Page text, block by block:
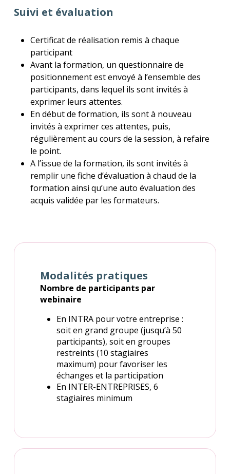
Suivi et évaluation
Certificat de réalisation remis à chaque
participant
Avant la formation, un questionnaire de
positionnement est envoyé à l’ensemble des
participants, dans lequel ils sont invités à
exprimer leurs attentes.
En début de formation, ils sont à nouveau
invités à exprimer ces attentes, puis,
régulièrement au cours de la session, à refaire
le point.
A l’issue de la formation, ils sont invités à
remplir une fiche d’évaluation à chaud de la
formation ainsi qu’une auto évaluation des
acquis validée par les formateurs.
Modalités pratiques
Nombre de participants par
webinaire
En INTRA pour votre entreprise :
soit en grand groupe (jusqu’à 50
participants), soit en groupes
restreints (10 stagiaires
maximum) pour favoriser les
échanges et la participation
En INTER-ENTREPRISES, 6
stagiaires minimum